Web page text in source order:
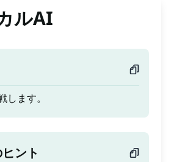
ルAI
ます。
ント